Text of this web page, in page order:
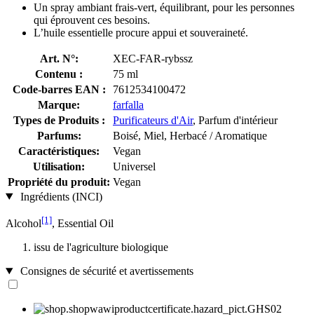
Un spray ambiant frais-vert, équilibrant, pour les personnes
qui éprouvent ces besoins.
L’huile essentielle procure appui et souveraineté.
Art. N°:
XEC-FAR-rybssz
Contenu :
75 ml
Code-barres EAN :
7612534100472
Marque:
farfalla
Types de Produits :
Purificateurs d'Air, Parfum d'intérieur
Parfums:
Boisé, Miel, Herbacé / Aromatique
Caractéristiques:
Vegan
Utilisation:
Universel
Propriété du produit: Vegan
Ingrédients (INCI)
Alcohol[1], Essential Oil
issu de l'agriculture biologique
Consignes de sécurité et avertissements